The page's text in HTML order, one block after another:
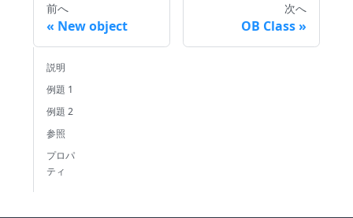
前へ
New object
次へ
OB Class
説明
例題 1
例題 2
参照
プロパ
ティ